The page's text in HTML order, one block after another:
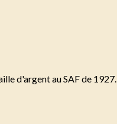
d'argent au SAF de 1927.